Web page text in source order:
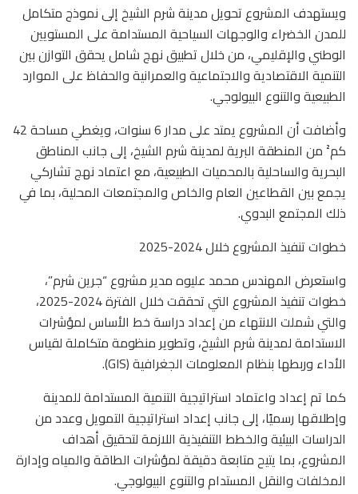
ويستهدف المشروع تحويل مدينة شرم الشيخ إلى نموذج متكامل
للمدن الخضراء والوجهات السياحية المستدامة على المستويين
الوطني والإقليمي، من خلال تطبيق نهج شامل يحقق التوازن بين
التنمية الاقتصادية والاجتماعية والعمرانية والحفاظ على الموارد
الطبيعية والتنوع البيولوجي.
وأضافت أن المشروع يمتد على مدار 6 سنوات، ويغطي مساحة 42
كم² من المنطقة البرية لمدينة شرم الشيخ، إلى جانب المناطق
البحرية والساحلية بالمحميات الطبيعية، مع اعتماد نهج تشاركي
يجمع بين القطاعين العام والخاص والمجتمعات المحلية، بما في
ذلك المجتمع البدوي.
خطوات تنفيذ المشروع خلال 2024-2025
واستعرض المهندس محمد عليوه مدير مشروع “جرين شرم”،
خطوات تنفيذ المشروع التي تحققت خلال الفترة 2024-2025،
والتي شملت الانتهاء من إعداد دراسة خط الأساس لمؤشرات
الاستدامة لمدينة شرم الشيخ، وتطوير منظومة متكاملة لقياس
الأداء وربطها بنظام المعلومات الجغرافية (GIS).
كما تم إعداد واعتماد استراتيجية التنمية المستدامة للمدينة
وإطلاقها رسميًا، إلى جانب إعداد استراتيجية التمويل وعدد من
الدراسات البيئية والخطط التنفيذية اللازمة لتحقيق أهداف
المشروع، بما يتيح متابعة دقيقة لمؤشرات الطاقة والمياه وإدارة
المخلفات والنقل المستدام والتنوع البيولوجي.